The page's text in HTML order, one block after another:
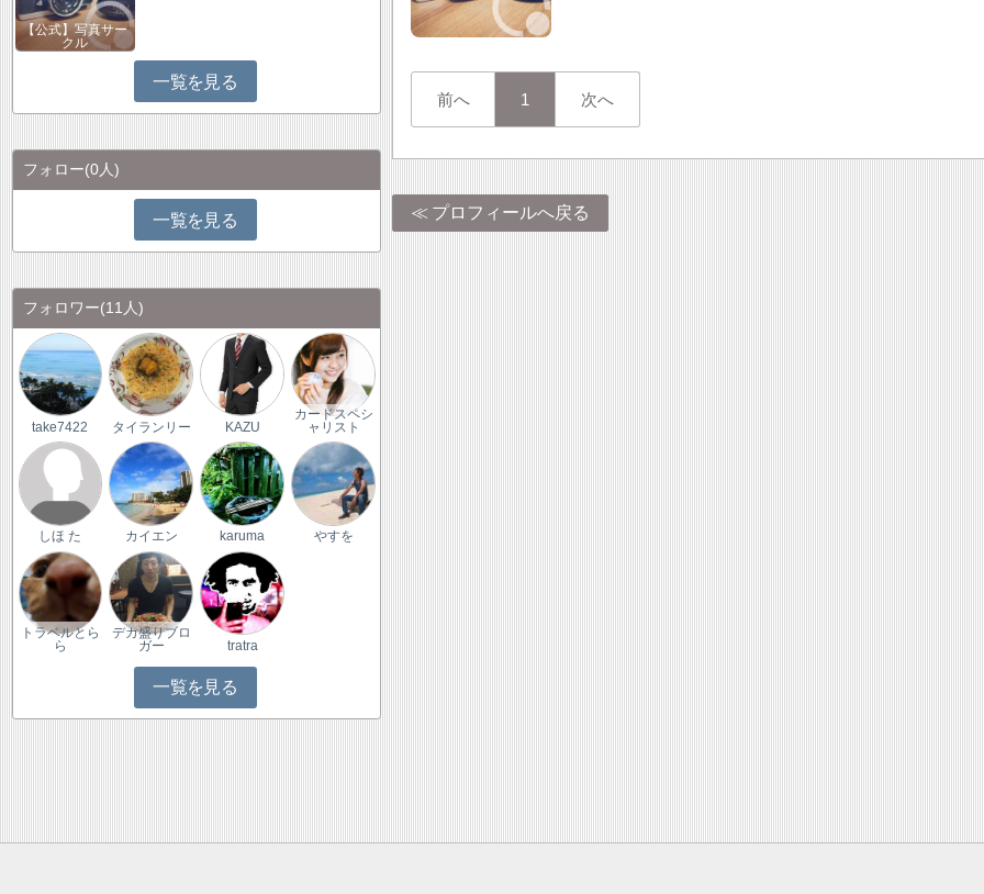
前へ 1 次へ
プロフィールへ戻る
【公式】写真サー
クル
一覧を見る
フォロー(0人)
一覧を見る
フォロワー(11人)
take7422 タイランリー KAZU
カードスペシ
ャリスト
しほ た カイエン karuma やすを
トラベルとら
ら
デカ盛りブロ
ガー
tratra
一覧を見る